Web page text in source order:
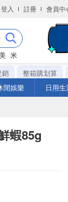
登入 註冊 會員中
米
銷
整箱購划算
閒娛樂
日用生
蝦85g